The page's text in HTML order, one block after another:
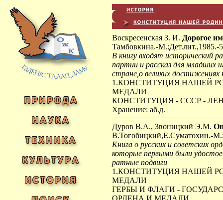
Воскресенская З. И. Дорогое
Тамбовкина.-М.:Дет.лит.,1985.-
В книгу входят исторический
партии и рассказ для младших
стране,о великих
1.КОНСТИТУЦИЯ НАШЕЙ
МЕДАЛИ
КОНСТИТУЦИЯ - СССР -
Хранение: аб.д.
Дуров В.А., Звоницкий Э.М.
В.Тогобицкий,Е.Суматохин.-
Книга о русских и советских
которые первыми были
ратные подвиги
1.КОНСТИТУЦИЯ НАШЕЙ
МЕДАЛИ
ГЕРБЫ И ФЛАГИ -
ОРДЕНА И МЕДАЛИ